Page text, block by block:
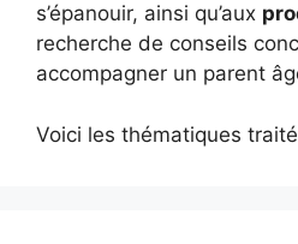
s’épanouir, ainsi qu’aux
recherche de conseils
accompagner un parent
Voici les thématiques